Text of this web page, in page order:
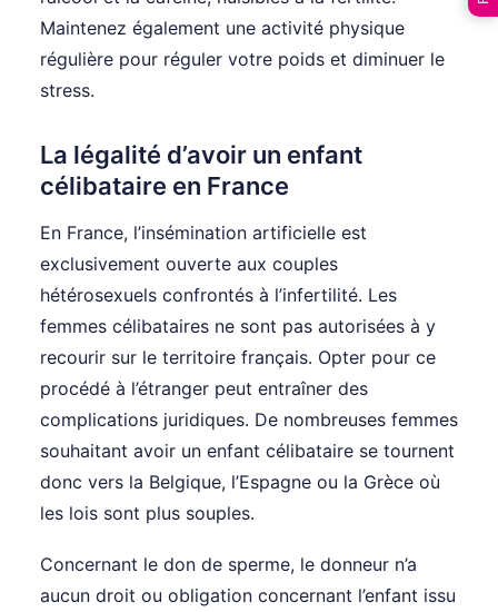
Maintenez également une activité physique
régulière pour réguler votre poids et diminuer le
stress.
La légalité d’avoir un enfant
célibataire en France
En France, l’insémination artificielle est
exclusivement ouverte aux couples
hétérosexuels confrontés à l’infertilité. Les
femmes célibataires ne sont pas autorisées à y
recourir sur le territoire français. Opter pour ce
procédé à l’étranger peut entraîner des
complications juridiques. De nombreuses femmes
souhaitant avoir un enfant célibataire se tournent
donc vers la Belgique, l’Espagne ou la Grèce où
les lois sont plus souples.
Concernant le don de sperme, le donneur n’a
aucun droit ou obligation concernant l’enfant issu